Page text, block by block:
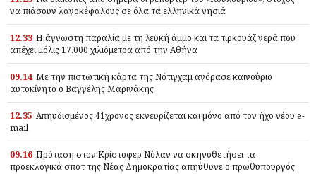
να πιάσουν λαγοκέφαλους σε όλα τα ελληνικά νησιά
12.33 Η άγνωστη παραλία με τη λευκή άμμο και τα τιρκουάζ νερά που
απέχει μόλις 17.000 χιλιόμετρα από την Αθήνα
09.14 Με την πιστωτική κάρτα της Νότιγχαμ αγόρασε καινούριο
αυτοκίνητο ο Βαγγέλης Μαρινάκης
12.35 Απηυδισμένος 41χρονος εκνευρίζεται και μόνο από τον ήχο νέου e-
mail
09.16 Πρόταση στον Κρίστοφερ Νόλαν να σκηνοθετήσει τα
προεκλογικά σποτ της Νέας Δημοκρατίας απηύθυνε ο πρωθυπουργός